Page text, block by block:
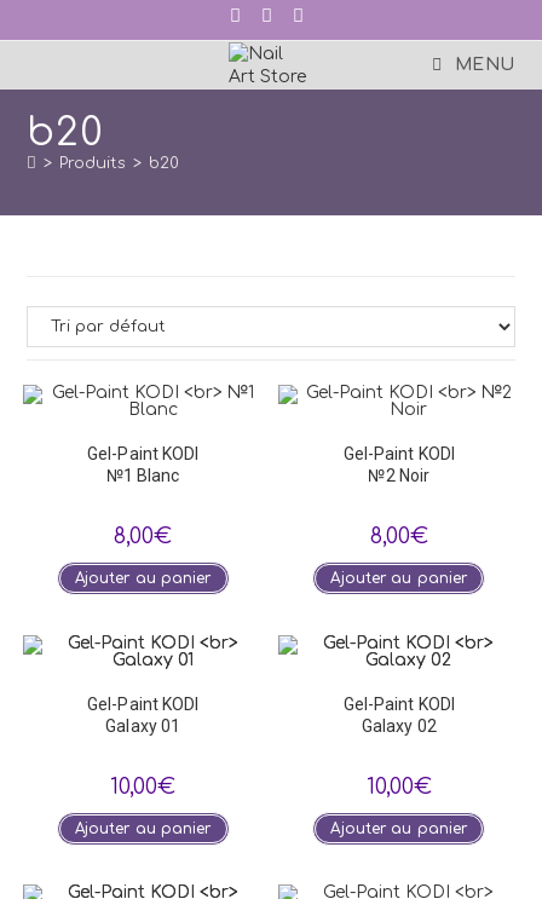
MENU
b20
> Produits > b20
Gel-Paint KODI
№1 Blanc
8,00€
Ajouter au panier
Gel-Paint KODI
№2 Noir
8,00€
Ajouter au panier
Gel-Paint KODI
Galaxy 01
10,00€
Ajouter au panier
Gel-Paint KODI
Galaxy 02
10,00€
Ajouter au panier